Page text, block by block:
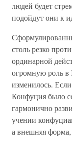
людей будет
подойдут они к
столь резко
ординарной
огромную роль в
изменилось.
Конфуция было
гармонично
учении
а внешняя